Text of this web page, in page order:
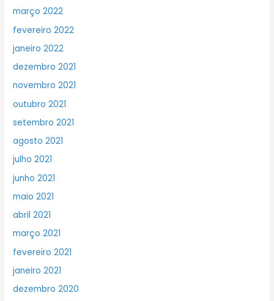
março 2022
fevereiro 2022
janeiro 2022
dezembro 2021
novembro 2021
outubro 2021
setembro 2021
agosto 2021
julho 2021
junho 2021
maio 2021
abril 2021
março 2021
fevereiro 2021
janeiro 2021
dezembro 2020